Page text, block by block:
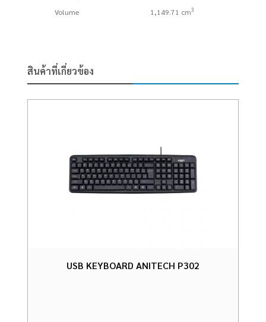
Volume
1,149.71 cm3
สินค้าที่เกี่ยวข้อง
USB KEYBOARD ANITECH P302